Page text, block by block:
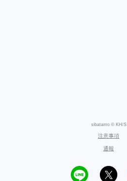
sibatamo © KH/S
注意事項
通報